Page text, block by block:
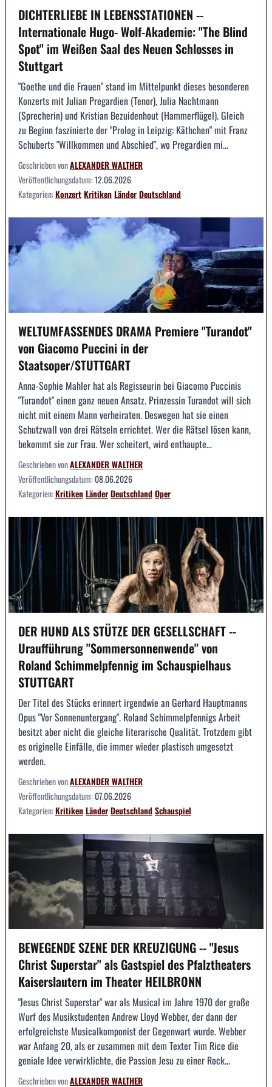
DICHTERLIEBE IN LEBENSSTATIONEN --
Internationale Hugo- Wolf-Akademie: "The Blind
Spot" im Weißen Saal des Neuen Schlosses in
Stuttgart
"Goethe und die Frauen" stand im Mittelpunkt dieses besonderen
Konzerts mit Julian Pregardien (Tenor), Julia Nachtmann
(Sprecherin) und Kristian Bezuidenhout (Hammerflügel). Gleich
zu Beginn faszinierte der "Prolog in Leipzig: Käthchen" mit Franz
Schuberts "Willkommen und Abschied", wo Pregardien mi...
Geschrieben vonALEXANDER WALTHER
Veröffentlichungsdatum:12.06.2026
Kategorien:KonzertKritikenLänderDeutschland
WELTUMFASSENDES DRAMA Premiere "Turandot"
von Giacomo Puccini in der
Staatsoper/STUTTGART
Anna-Sophie Mahler hat als Regisseurin bei Giacomo Puccinis
"Turandot" einen ganz neuen Ansatz. Prinzessin Turandot will sich
nicht mit einem Mann verheiraten. Deswegen hat sie einen
Schutzwall von drei Rätseln errichtet. Wer die Rätsel lösen kann,
bekommt sie zur Frau. Wer scheitert, wird enthaupte...
Geschrieben vonALEXANDER WALTHER
Veröffentlichungsdatum:08.06.2026
Kategorien:KritikenLänderDeutschlandOper
DER HUND ALS STÜTZE DER GESELLSCHAFT --
Uraufführung "Sommersonnenwende" von
Roland Schimmelpfennig im Schauspielhaus
STUTTGART
Der Titel des Stücks erinnert irgendwie an Gerhard Hauptmanns
Opus "Vor Sonnenuntergang". Roland Schimmelpfennigs Arbeit
besitzt aber nicht die gleiche literarische Qualität. Trotzdem gibt
es originelle Einfälle, die immer wieder plastisch umgesetzt
werden.
Geschrieben vonALEXANDER WALTHER
Veröffentlichungsdatum:07.06.2026
Kategorien:KritikenLänderDeutschlandSchauspiel
BEWEGENDE SZENE DER KREUZIGUNG -- "Jesus
Christ Superstar" als Gastspiel des Pfalztheaters
Kaiserslautern im Theater HEILBRONN
"Jesus Christ Superstar" war als Musical im Jahre 1970 der große
Wurf des Musikstudenten Andrew Lloyd Webber, der dann der
erfolgreichste Musicalkomponist der Gegenwart wurde. Webber
war Anfang 20, als er zusammen mit dem Texter Tim Rice die
geniale Idee verwirklichte, die Passion Jesu zu einer Rock...
Geschrieben vonALEXANDER WALTHER